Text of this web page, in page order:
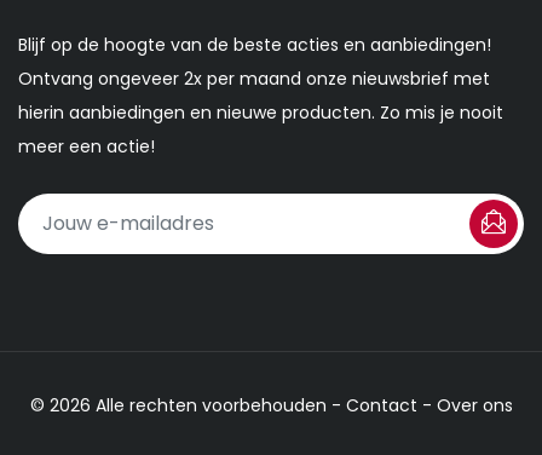
Blijf op de hoogte van de beste acties en aanbiedingen!
Ontvang ongeveer 2x per maand onze nieuwsbrief met
hierin aanbiedingen en nieuwe producten. Zo mis je nooit
meer een actie!
© 2026 Alle rechten voorbehouden - Contact - Over ons